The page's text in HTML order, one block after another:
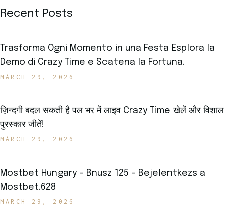
Recent Posts
Trasforma Ogni Momento in una Festa Esplora la
Demo di Crazy Time e Scatena la Fortuna.
MARCH 29, 2026
ज़िन्दगी बदल सकती है पल भर में लाइव Crazy Time खेलें और विशाल
पुरस्कार जीतें!
MARCH 29, 2026
Mostbet Hungary – Bnusz 125 – Bejelentkezs a
Mostbet.628
MARCH 29, 2026